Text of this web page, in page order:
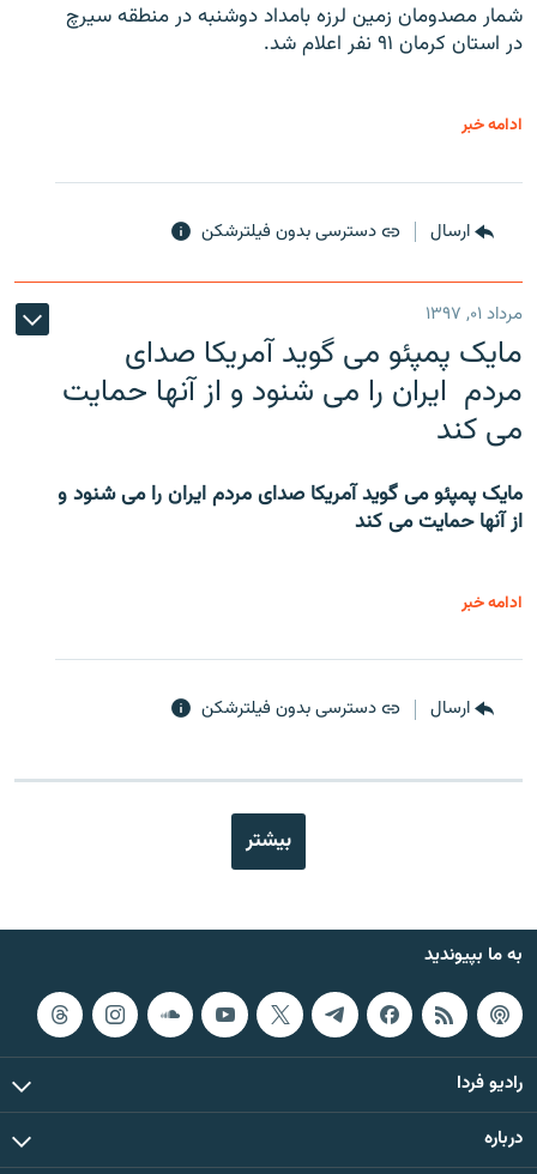
شمار مصدومان زمین لرزه بامداد دوشنبه در منطقه سیرچ
در استان کرمان ۹۱ نفر اعلام شد.
ادامه خبر
ارسال دسترسی بدون فیلترشکن
مرداد ۰۱, ۱۳۹۷
مایک پمپئو می گوید آمریکا صدای
مردم ایران را می شنود و از آنها حمایت
می کند
مایک پمپئو می گوید آمریکا صدای مردم ایران را می شنود و
از آنها حمایت می کند
ادامه خبر
ارسال دسترسی بدون فیلترشکن
بیشتر
به ما بپیوندید
رادیو فردا
درباره